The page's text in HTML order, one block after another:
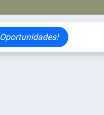
Oportunidades!